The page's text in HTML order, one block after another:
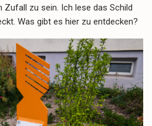
Zufall zu sein. Ich lese das Schild
Was gibt es hier zu entdecken?